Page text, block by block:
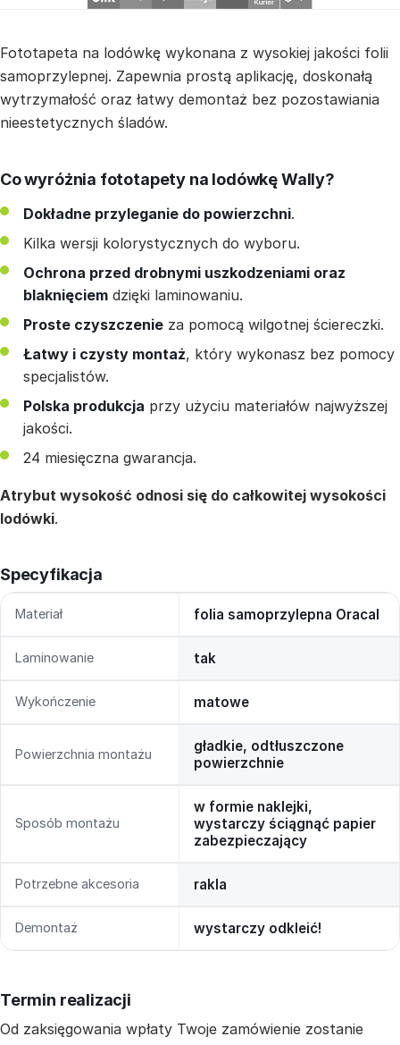
Fototapeta na lodówkę wykonana z wysokiej jakości folii
samoprzylepnej. Zapewnia prostą aplikację, doskonałą
wytrzymałość oraz łatwy demontaż bez pozostawiania
nieestetycznych śladów.
Co wyróżnia fototapety na lodówkę Wally?
Dokładne przyleganie do powierzchni.
Kilka wersji kolorystycznych do wyboru.
Ochrona przed drobnymi uszkodzeniami oraz
blaknięciem dzięki laminowaniu.
Proste czyszczenie za pomocą wilgotnej ściereczki.
Łatwy i czysty montaż, który wykonasz bez pomocy
specjalistów.
Polska produkcja przy użyciu materiałów najwyższej
jakości.
24 miesięczna gwarancja.
Atrybut wysokość odnosi się do całkowitej wysokości
lodówki.
Specyfikacja
Materiał folia samoprzylepna Oracal
Laminowanie tak
Wykończenie matowe
Powierzchnia montażu
gładkie, odtłuszczone
powierzchnie
Sposób montażu
w formie naklejki,
wystarczy ściągnąć papier
zabezpieczający
Potrzebne akcesoria rakla
Demontaż wystarczy odkleić!
Termin realizacji
Od zaksięgowania wpłaty Twoje zamówienie zostanie